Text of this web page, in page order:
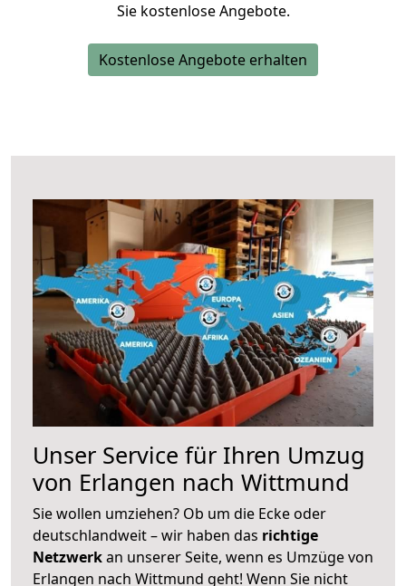
Sie kostenlose Angebote.
Kostenlose Angebote erhalten
Unser Service für Ihren Umzug
von Erlangen nach Wittmund
Sie wollen umziehen? Ob um die Ecke oder
deutschlandweit – wir haben das richtige
Netzwerkan unserer Seite, wenn es Umzüge von
Erlangen nach Wittmund geht! Wenn Sie nicht